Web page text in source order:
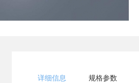
详细信息 规格参数